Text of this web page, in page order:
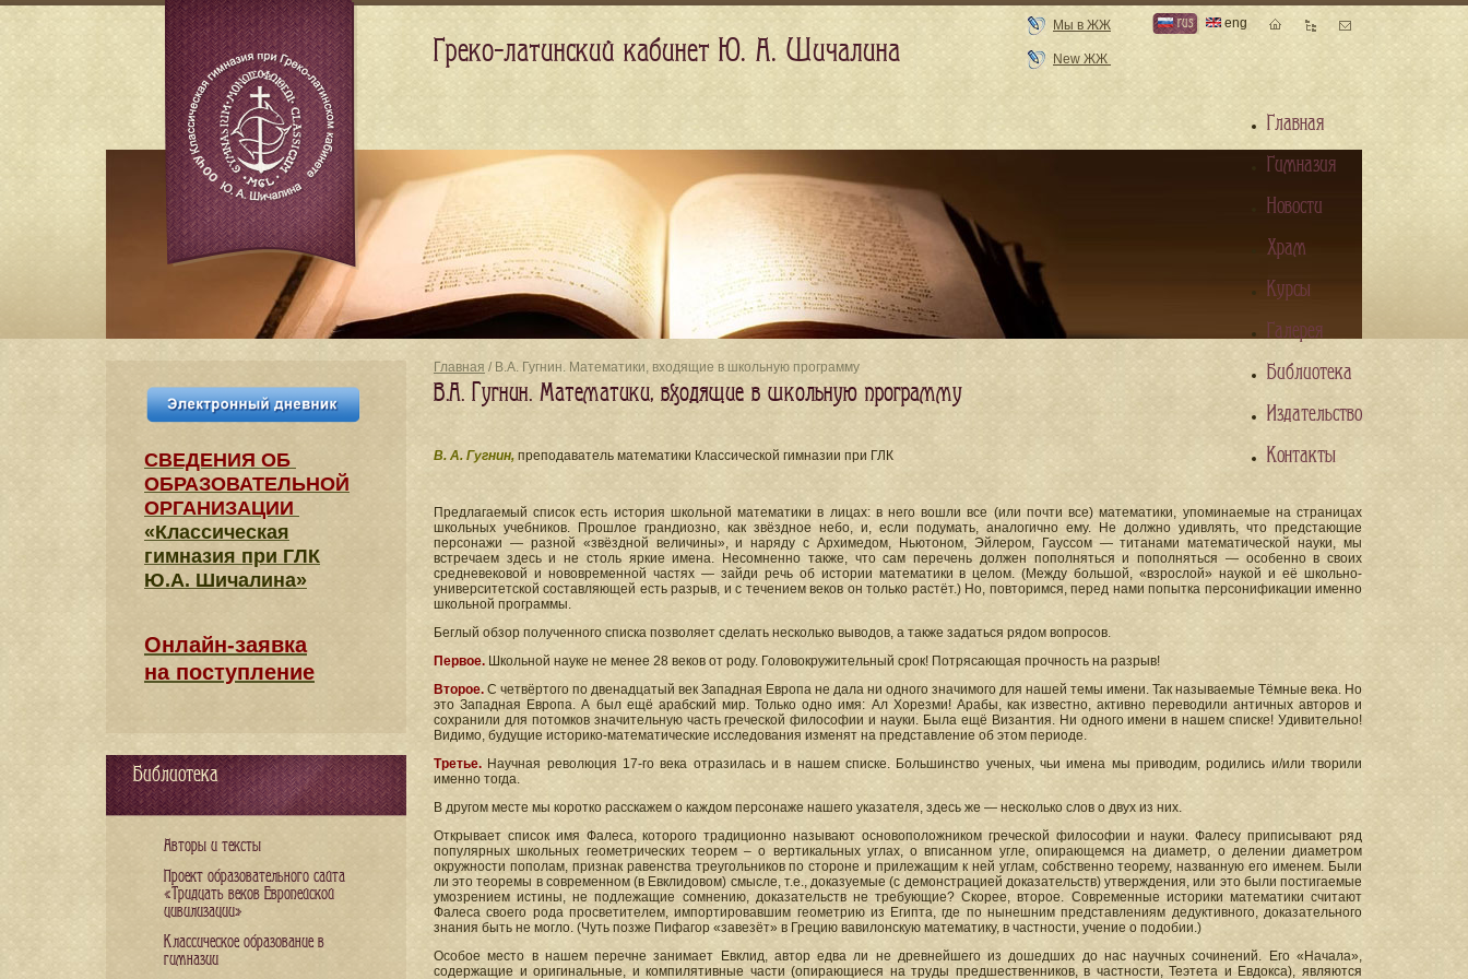
Главная / В.А. Гугнин. Математики, входящие в школьную программу
В.А. Гугнин. Математики, входящие в школьную программу
В. А. Гугнин, преподаватель математики Классической гимназии при ГЛК
Предлагаемый список есть история школьной математики в лицах: в него вошли все (или почти все) математики, упоминаемые на страницах
школьных учебников. Прошлое грандиозно, как звёздное небо, и, если подумать, аналогично ему. Не должно удивлять, что предстающие
персонажи — разной «звёздной величины», и наряду с Архимедом, Ньютоном, Эйлером, Гауссом — титанами математической науки, мы
встречаем здесь и не столь яркие имена. Несомненно также, что сам перечень должен пополняться и пополняться — особенно в своих
средневековой и нововременной частях — зайди речь об истории математики в целом. (Между большой, «взрослой» наукой и её школьно-
университетской составляющей есть разрыв, и с течением веков он только растёт.) Но, повторимся, перед нами попытка персонификации именно
школьной программы.
Беглый обзор полученного списка позволяет сделать несколько выводов, а также задаться рядом вопросов.
Первое. Школьной науке не менее 28 веков от роду. Головокружительный срок! Потрясающая прочность на разрыв!
Второе. С четвёртого по двенадцатый век Западная Европа не дала ни одного значимого для нашей темы имени. Так называемые Тёмные века. Но
это Западная Европа. А был ещё арабский мир. Только одно имя: Ал Хорезми! Арабы, как известно, активно переводили античных авторов и
сохранили для потомков значительную часть греческой философии и науки. Была ещё Византия. Ни одного имени в нашем списке! Удивительно!
Видимо, будущие историко-математические исследования изменят на представление об этом периоде.
Третье. Научная революция 17-го века отразилась и в нашем списке. Большинство ученых, чьи имена мы приводим, родились и/или творили
именно тогда.
В другом месте мы коротко расскажем о каждом персонаже нашего указателя, здесь же — несколько слов о двух из них.
Открывает список имя Фалеса, которого традиционно называют основоположником греческой философии и науки. Фалесу приписывают ряд
популярных школьных геометрических теорем – о вертикальных углах, о вписанном угле, опирающемся на диаметр, о делении диаметром
окружности пополам, признак равенства треугольников по стороне и прилежащим к ней углам, собственно теорему, названную его именем. Были
ли это теоремы в современном (в Евклидовом) смысле, т.е., доказуемые (с демонстрацией доказательств) утверждения, или это были постигаемые
умозрением истины, не подлежащие сомнению, доказательств не требующие? Скорее, второе. Современные историки математики считают
Фалеса своего рода просветителем, импортировавшим геометрию из Египта, где по нынешним представлениям дедуктивного, доказательного
знания быть не могло. (Чуть позже Пифагор «завезёт» в Грецию вавилонскую математику, в частности, учение о подобии.)
Особое место в нашем перечне занимает Евклид, автор едва ли не древнейшего из дошедших до нас научных сочинений. Его «Начала»,
содержащие и оригинальные, и компилятивные части (опирающиеся на труды предшественников, в частности, Теэтета и Евдокса), являются
СВЕДЕНИЯ​ ОБ
ОБРАЗОВАТЕЛЬНОЙ
ОРГАНИЗАЦИИ
«Классическая
гимназия при ГЛК
Ю.А. Шичалина»
Онлайн-заявка
на поступление
Библиотека
Авторы и тексты
Проект образовательного сайта
«Тридцать веков Европейской
цивилизации»
Классическое образование в
гимназии
Греко-латинский кабинет Ю. А. Шичалина
Мы в ЖЖ
New ЖЖ
rus eng
Главная
Гимназия
Новости
Храм
Курсы
Галерея
Библиотека
Издательство
Контакты